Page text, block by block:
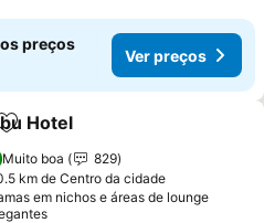
preços
Ver preços
Adicionar aos favoritos
Hotel
Muito boa
829
km de Centro da cidade
em nichos e áreas de lounge